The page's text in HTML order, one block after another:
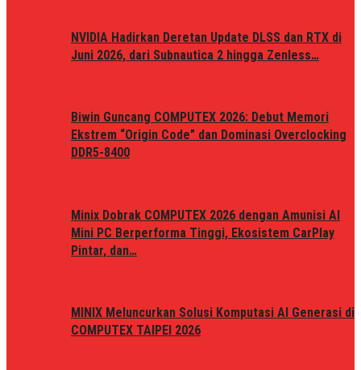
NVIDIA Hadirkan Deretan Update DLSS dan RTX di
Juni 2026, dari Subnautica 2 hingga Zenless…
Biwin Guncang COMPUTEX 2026: Debut Memori
Ekstrem “Origin Code” dan Dominasi Overclocking
DDR5-8400
Minix Dobrak COMPUTEX 2026 dengan Amunisi AI
Mini PC Berperforma Tinggi, Ekosistem CarPlay
Pintar, dan…
MINIX Meluncurkan Solusi Komputasi AI Generasi di
COMPUTEX TAIPEI 2026